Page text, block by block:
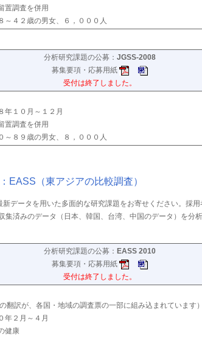
置調査を併用
～４２歳の男女、６，０００人
分析研究課題の公募： JGSS-2008
募集要項・応募用紙
受付は終了しました。
年１０月～１２月
置調査を併用
～８９歳の男女、８，０００人
EASS（東アジアの比較調査）
データを用いた多面的な研究課題をお寄せください。採
集済みのデータ（日本、韓国、台湾、中国のデータ）を分
分析研究課題の公募： EASS 2010
募集要項・応募用紙
受付は終了しました。
の翻訳が、各国・地域の調査票の一部に組み込まれています）
年２月～４月
健康